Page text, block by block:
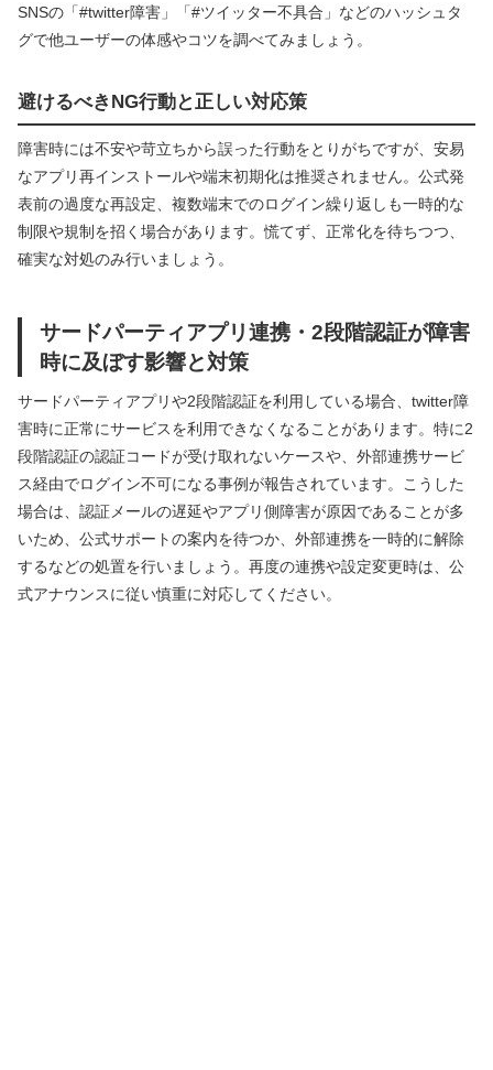
SNSの「#twitter障害」「#ツイッター不具合」などのハッシュタ
グで他ユーザーの体感やコツを調べてみましょう。
避けるべきNG行動と正しい対応策
障害時には不安や苛立ちから誤った行動をとりがちですが、安易
なアプリ再インストールや端末初期化は推奨されません。公式発
表前の過度な再設定、複数端末でのログイン繰り返しも一時的な
制限や規制を招く場合があります。慌てず、正常化を待ちつつ、
確実な対処のみ行いましょう。
サードパーティアプリ連携・2段階認証が障害
時に及ぼす影響と対策
サードパーティアプリや2段階認証を利用している場合、twitter障
害時に正常にサービスを利用できなくなることがあります。特に2
段階認証の認証コードが受け取れないケースや、外部連携サービ
ス経由でログイン不可になる事例が報告されています。こうした
場合は、認証メールの遅延やアプリ側障害が原因であることが多
いため、公式サポートの案内を待つか、外部連携を一時的に解除
するなどの処置を行いましょう。再度の連携や設定変更時は、公
式アナウンスに従い慎重に対応してください。